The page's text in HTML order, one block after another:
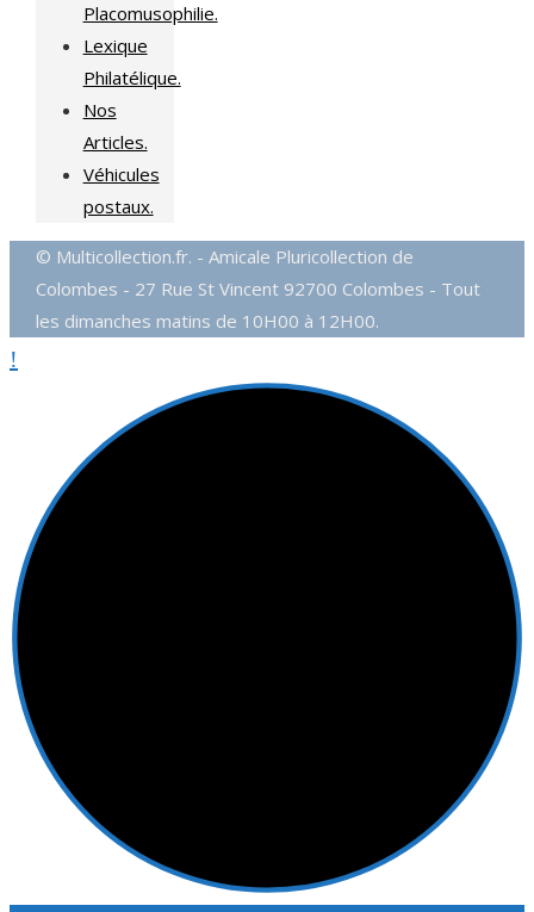
Placomusophilie.
Lexique
Philatélique.
Nos
Articles.
Véhicules
postaux.
© Multicollection.fr. - Amicale Pluricollection de
Colombes - 27 Rue St Vincent 92700 Colombes - Tout
les dimanches matins de 10H00 à 12H00.